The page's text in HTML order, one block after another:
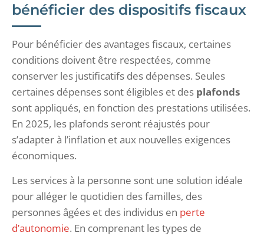
bénéficier des dispositifs fiscaux
Pour bénéficier des avantages fiscaux, certaines
conditions doivent être respectées, comme
conserver les justificatifs des dépenses. Seules
certaines dépenses sont éligibles et des plafonds
sont appliqués, en fonction des prestations utilisées.
En 2025, les plafonds seront réajustés pour
s’adapter à l’inflation et aux nouvelles exigences
économiques.
Les services à la personne sont une solution idéale
pour alléger le quotidien des familles, des
personnes âgées et des individus en perte
d’autonomie. En comprenant les types de